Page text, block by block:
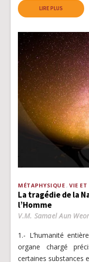
LIRE PLUS
MÉTAPHYSIQUE VIE
La tragédie de la
l’Homme
V.M. Samael Aun
1.- L’humanité
organe chargé
certaines substances